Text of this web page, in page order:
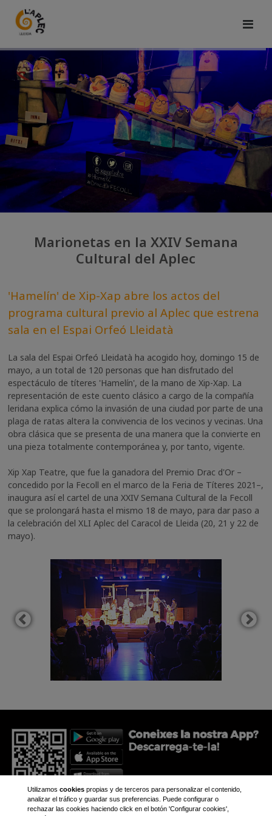
Marionetas en la XXIV Semana
Cultural del Aplec
'Hamelín' de Xip-Xap abre los actos del
programa cultural previo al Aplec que estrena
sala en el Espai Orfeó Lleidatà
La sala del Espai Orfeó Lleidatà ha acogido hoy, domingo 15 de
mayo, a un total de 120 personas que han disfrutado del
espectáculo de títeres 'Hamelín', de la mano de Xip-Xap. La
representación de este cuento clásico a cargo de la compañía
leridana explica cómo la invasión de una ciudad por parte de una
plaga de ratas altera la convivencia de los vecinos y vecinas. Una
obra clásica que se presenta de una manera que la convierte en
una pieza totalmente contemporánea y, por tanto, vigente.
Xip Xap Teatre, que fue la ganadora del Premio Drac d'Or –
concedido por la Fecoll en el marco de la Feria de Títeres 2021–,
inaugura así el cartel de una XXIV Semana Cultural de la Fecoll
que se prolongará hasta el mismo 18 de mayo, para dar paso a
la celebración del XLI Aplec del Caracol de Lleida (20, 21 y 22 de
mayo).
Utilizamos cookiespropias y de terceros para personalizar el contenido,
analizar el tráfico y guardar sus preferencias. Puede configurar o
rechazar las cookies haciendo click en el botón 'Configurar cookies',